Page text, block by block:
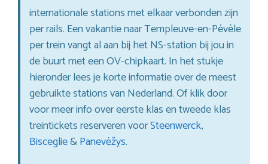
internationale stations met elkaar verbonden zijn
per rails. Een vakantie naar Templeuve-en-Pévèle
per trein vangt al aan bij het NS-station bij jou in
de buurt met een OV-chipkaart. In het stukje
hieronder lees je korte informatie over de meest
gebruikte stations van Nederland. Of klik door
voor meer info over eerste klas en tweede klas
treintickets reserveren voorSteenwerck,
Bisceglie&Panevėžys.